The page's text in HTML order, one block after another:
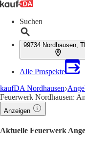
Suchen
99734 Nordhausen,
Alle Prospekte
kaufDA Nordhausen
Feuerwerk Nordhausen:
Anzeigen
Aktuelle Feuerwerk